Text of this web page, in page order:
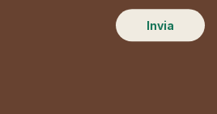
Invia